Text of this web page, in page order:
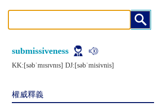
submissiveness
KK:[sǝbˈmɪsɪvnɪs] DJ:[sǝbˈmisivnis]
權威釋義